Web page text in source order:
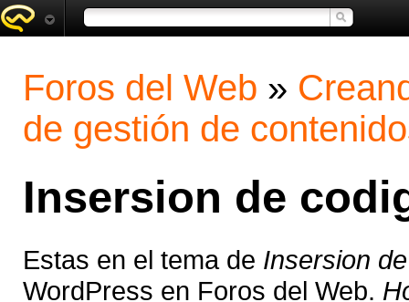
Foros del Web »
de gestión de
Insersion de
Estas en el tema de Insersion
WordPress en Foros del Web.